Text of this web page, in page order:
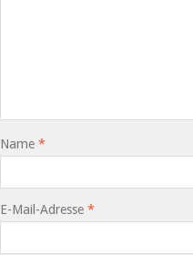
Name *
E-Mail-Adresse *